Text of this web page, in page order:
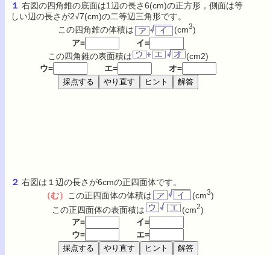
１ 右図の四角錐の底面は1辺の長さ6(cm)の正方形，側面は等
しい辺の長さが2√7(cm)の二等辺三角形です。
この四角錐の体積は
(cm3)
ア=
イ=
この四角錐の表面積は
(cm2)
ウ=
エ= オ=
２ 右図は１辺の長さが6cmの正四面体です。
（む）
この正四面体の体積は (cm3)
この正四面体の表面積は
(cm2)
ア=
イ=
ウ=
エ=